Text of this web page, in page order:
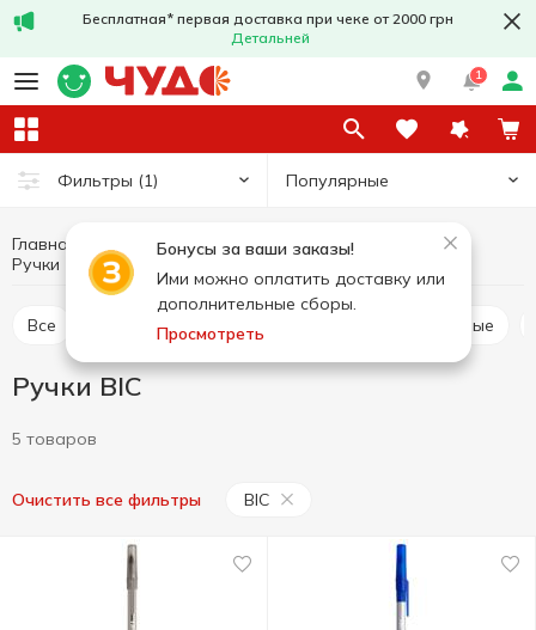
Бесплатная* первая доставка при чеке от 2000 грн
Детальней
1
Фильтры (1) Популярные
Бонусы за ваши заказы!
Ими можно оплатить доставку или
дополнительные сборы.
Просмотреть
Главная Канцелярия
Ручки Ручки BIC
Все Карандаши графитные
Ручки BIC
5 товаров
Очистить все фильтры BIC